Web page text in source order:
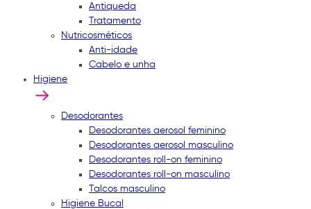
Antiqueda
Tratamento
Nutricosméticos
Anti-idade
Cabelo e unha
Higiene
Desodorantes
Desodorantes aerosol feminino
Desodorantes aerosol masculino
Desodorantes roll-on feminino
Desodorantes roll-on masculino
Talcos masculino
Higiene Bucal